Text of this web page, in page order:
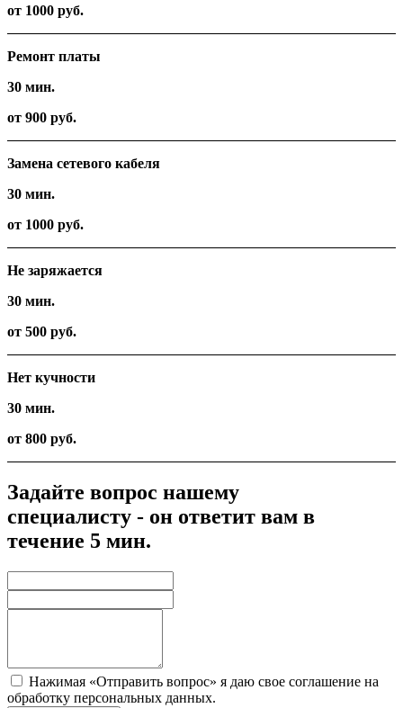
от 1000 руб.
Ремонт платы
30 мин.
от 900 руб.
Замена сетевого кабеля
30 мин.
от 1000 руб.
Не заряжается
30 мин.
от 500 руб.
Нет кучности
30 мин.
от 800 руб.
Задайте вопрос нашему
специалисту - он ответит вам в
течение 5 мин.
Нажимая «Отправить вопрос» я даю свое соглашение на
обработку персональных данных.